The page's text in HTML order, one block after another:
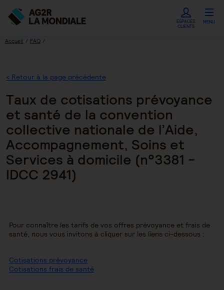
ESPACES
CLIENTS
MENU
Accueil
FAQ
< Retour à la page précédente
Taux de cotisations prévoyance
et santé de la convention
collective nationale de l’Aide,
Accompagnement, Soins et
Services à domicile (n°3381 -
IDCC 2941)
Pour connaître les tarifs de vos offres prévoyance et frais de
santé, nous vous invitons à cliquer sur les liens ci-dessous :
Cotisations prévoyance
Cotisations frais de santé